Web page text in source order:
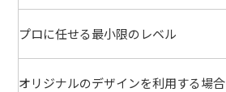
プロに任せる最小限のレベル
オリジナルのデザインを利用する場合